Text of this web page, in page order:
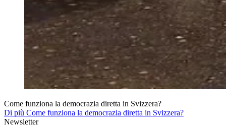
Come funziona la democrazia diretta in Svizzera?
Di più Come funziona la democrazia diretta in Svizzera?
Newsletter